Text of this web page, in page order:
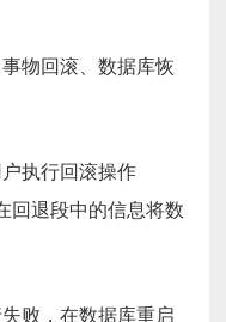
物回滚、数据库恢
执行回滚操作
回退段中的信息将数
败，在数据库重启